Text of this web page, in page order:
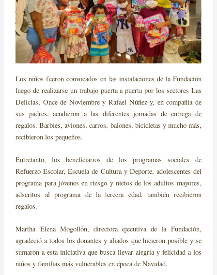
Los niños fueron convocados en las instalaciones de la Fundación
luego de realizarse un trabajo puerta a puerta por los sectores Las
Delicias, Once de Noviembre y Rafael Núñez y, en compañía de
sus padres, acudieron a las diferentes jornadas de entrega de
regalos. Barbies, aviones, carros, balones, bicicletas y mucho más,
recibieron los pequeños.
Entretanto, los beneficiarios de los programas sociales de
Refuerzo Escolar, Escuela de Cultura y Deporte, adolescentes del
programa para jóvenes en riesgo y nietos de los adultos mayores,
adscritos al programa de la tercera edad, también recibieron
regalos.
Martha Elena Mogollón, directora ejecutiva de la Fundación,
agradeció a todos los donantes y aliados que hicieron posible y se
sumaron a esta iniciativa que busca llevar alegría y felicidad a los
niños y familias más vulnerables en época de Navidad.